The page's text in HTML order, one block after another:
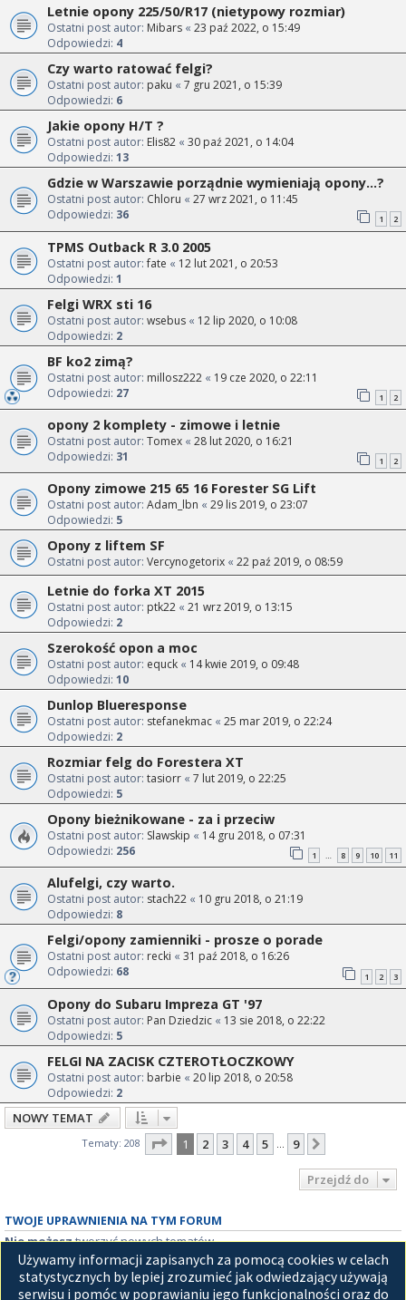
Letnie opony 225/50/R17 (nietypowy rozmiar)
Ostatni post autor: Mibars « 23 paź 2022, o 15:49
Odpowiedzi: 4
Czy warto ratować felgi?
Ostatni post autor: paku « 7 gru 2021, o 15:39
Odpowiedzi: 6
Jakie opony H/T ?
Ostatni post autor: Elis82 « 30 paź 2021, o 14:04
Odpowiedzi: 13
Gdzie w Warszawie porządnie wymieniają opony...?
Ostatni post autor: Chloru « 27 wrz 2021, o 11:45
Odpowiedzi: 36 1 2
TPMS Outback R 3.0 2005
Ostatni post autor:fate « 12 lut 2021, o 20:53
Odpowiedzi: 1
Felgi WRX sti 16
Ostatni post autor: wsebus « 12 lip 2020, o 10:08
Odpowiedzi: 2
BF ko2 zimą?
Ostatni post autor: millosz222 « 19 cze 2020, o 22:11
Odpowiedzi: 27 1 2
opony 2 komplety - zimowe i letnie
Ostatni post autor: Tomex « 28 lut 2020, o 16:21
Odpowiedzi: 31 1 2
Opony zimowe 215 65 16 Forester SG Lift
Ostatni post autor: Adam_lbn « 29 lis 2019, o 23:07
Odpowiedzi: 5
Opony z liftem SF
Ostatni post autor: Vercynogetorix « 22 paź 2019, o 08:59
Letnie do forka XT 2015
Ostatni post autor: ptk22 « 21 wrz 2019, o 13:15
Odpowiedzi: 2
Szerokość opon a moc
Ostatni post autor: equck « 14 kwie 2019, o 09:48
Odpowiedzi: 10
Dunlop Blueresponse
Ostatni post autor: stefanekmac « 25 mar 2019, o 22:24
Odpowiedzi: 2
Rozmiar felg do Forestera XT
Ostatni post autor: tasiorr « 7 lut 2019, o 22:25
Odpowiedzi: 5
Opony bieżnikowane - za i przeciw
Ostatni post autor: Slawskip « 14 gru 2018, o 07:31
Odpowiedzi: 256 1 … 8 9 10 11
Alufelgi, czy warto.
Ostatni post autor: stach22 « 10 gru 2018, o 21:19
Odpowiedzi: 8
Felgi/opony zamienniki - prosze o porade
Ostatni post autor: recki « 31 paź 2018, o 16:26
Odpowiedzi: 68 1 2 3
Opony do Subaru Impreza GT '97
Ostatni post autor: Pan Dziedzic « 13 sie 2018, o 22:22
Odpowiedzi: 5
FELGI NA ZACISK CZTEROTŁOCZKOWY
Ostatni post autor: barbie « 20 lip 2018, o 20:58
Odpowiedzi: 2
NOWY TEMAT
Tematy: 208 Strona z9
1 2 3 4 5 … 9
Przejdź do
TWOJE UPRAWNIENIA NA TYM FORUM
Nie możesztworzyć nowych tematów
Nie możeszodpowiadać w tematach
Nie możeszzmieniać swoich postów
Nie możeszusuwać swoich postów
Używamy informacji zapisanych za pomocą cookies w celach
statystycznych by lepiej zrozumieć jak odwiedzający używają
serwisu i pomóc w poprawianiu jego funkcjonalności oraz do